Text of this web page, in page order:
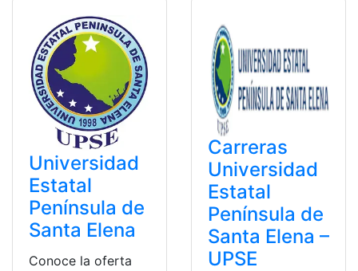
Universidad
Estatal
Península de
Santa Elena
Conoce la oferta
Carreras
Universidad
Estatal
Península de
Santa Elena –
UPSE